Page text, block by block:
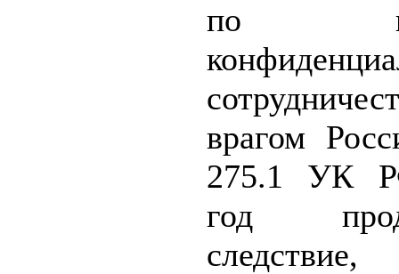
по
врагом
275.1 УК
год